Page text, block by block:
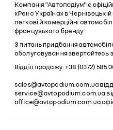
Компанія "Автоподіум" є
«Рено Україна» в
легкові й комерційні
французького бренду
З питань придбання
обслуговування звертайтесь
Відділ продажу: +38 (0372) 585
sales@avtopodium.com.ua
service@avtopodium.com.ua
office@avtopodium.com.ua